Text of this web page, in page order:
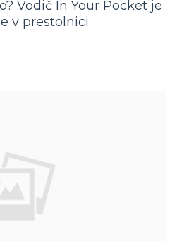
Vodič In Your Pocket je
v prestolnici